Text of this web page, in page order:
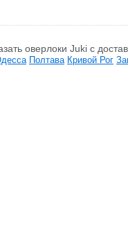
оверлоки Juki c
Полтава Кривой Рог